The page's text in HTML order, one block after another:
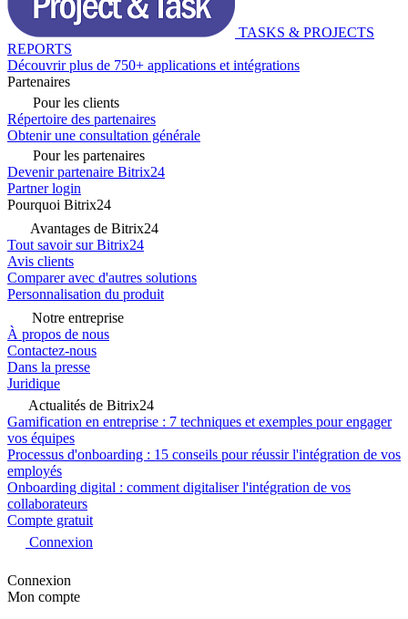
TASKS & PROJECTS
REPORTS
Découvrir plus de 750+ applications et intégrations
Partenaires
Pour les clients
Répertoire des partenaires
Obtenir une consultation générale
Pour les partenaires
Devenir partenaire Bitrix24
Partner login
Pourquoi Bitrix24
Avantages de Bitrix24
Tout savoir sur Bitrix24
Avis clients
Comparer avec d'autres solutions
Personnalisation du produit
Notre entreprise
À propos de nous
Contactez-nous
Dans la presse
Juridique
Actualités de Bitrix24
Gamification en entreprise : 7 techniques et exemples pour engager
vos équipes
Processus d'onboarding : 15 conseils pour réussir l'intégration de vos
employés
Onboarding digital : comment digitaliser l'intégration de vos
collaborateurs
Compte gratuit
Connexion
Connexion
Mon compte